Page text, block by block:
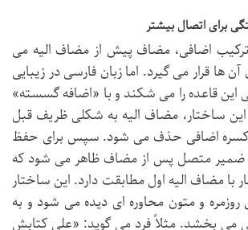
برای اتصال بیشتر
اضافی، مضاف پیش از مضاف الیه می
ها قرار می گیرد. اما زبان فارسی در زیبایی
این قاعده را می شکند و با «اضافه گسسته»
ساختار، مضاف الیه به شکلی ظریف قبل
کسره اضافی حذف می شود. سپس برای حفظ
ضمیر متصل پس از مضاف ظاهر می شود که
مضاف الیه اول مطابقت دارد. این ساختار
روزمره و متون محاوره ای دیده می شود و به
می بخشد. مثلاً فرد می گوید: «علی کتابش